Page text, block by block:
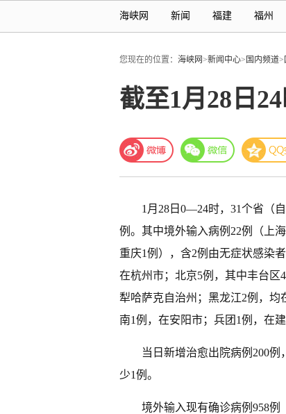
海峡网 新闻 福建 福州
您现在的位置： 海峡网>新闻中心> 国内频道>
截至1月28日
1月28日0—24时，31个省（
例。其中境外输入病例22例（上
重庆1例），含2例由无症状感染
在杭州市；北京5例，其中丰台区
犁哈萨克自治州；黑龙江2例，均
南1例，在安阳市；兵团1例，在
当日新增治愈出院病例200
少1例。
境外输入现有确诊病例958例